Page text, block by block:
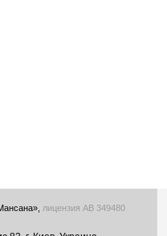
лицензия АВ 349480